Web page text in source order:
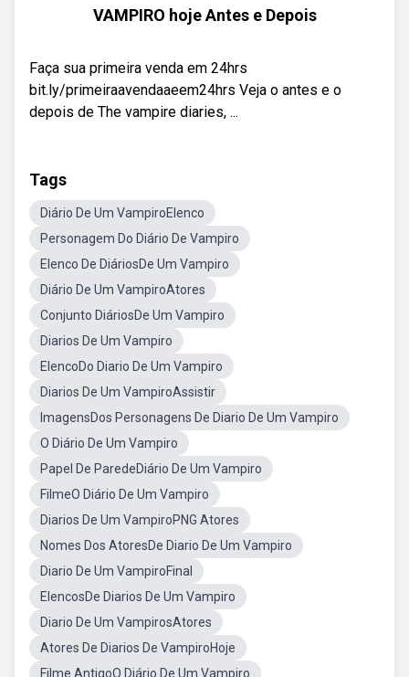
VAMPIRO hoje Antes e Depois
Faça sua primeira venda em 24hrs
bit.ly/primeiraavendaaeem24hrs Veja o antes e o
depois de The vampire diaries, ...
Tags
Diário De Um VampiroElenco
Personagem Do Diário De Vampiro
Elenco De DiáriosDe Um Vampiro
Diário De Um VampiroAtores
Conjunto DiáriosDe Um Vampiro
Diarios De Um Vampiro
ElencoDo Diario De Um Vampiro
Diarios De Um VampiroAssistir
ImagensDos Personagens De Diario De Um Vampiro
O Diário De Um Vampiro
Papel De ParedeDiário De Um Vampiro
FilmeO Diário De Um Vampiro
Diarios De Um VampiroPNG Atores
Nomes Dos AtoresDe Diario De Um Vampiro
Diario De Um VampiroFinal
ElencosDe Diarios De Um Vampiro
Diario De Um VampirosAtores
Atores De Diarios De VampiroHoje
Filme AntigoO Diário De Um Vampiro